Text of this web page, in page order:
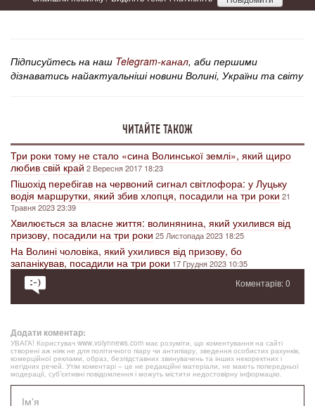
Підписуйтесь на наш Telegram-канал, аби першими
дізнаватись найактуальніші новини Волині, України та світу
ЧИТАЙТЕ ТАКОЖ
Три роки тому не стало «сина Волинської землі», який щиро
любив свій край2 Вересня 2017 18:23
Пішохід перебігав на червоний сигнал світлофора: у Луцьку
водія маршрутки, який збив хлопця, посадили на три роки21
Травня 2023 23:39
Хвилюється за власне життя: волинянина, який ухилився від
призову, посадили на три роки25 Листопада 2023 18:25
На Волині чоловіка, який ухилився від призову, бо
запанікував, посадили на три роки 17 Грудня 2023 10:35
Коментарів: 0
Додати коментар:
УВАГА! Користувач www.volynnews.com має розуміти, що коментування на сайті
створені аж ніяк не для політичного піару чи антипіару, зведення особистих рахунків,
комерційної реклами, образ, безпідставних звинувачень та інших некоректних і
негідних речей. Утім коментарі – це не редакційні матеріали, не мають попередньої
модерації, суб’єктивні повідомлення і можуть містити недостовірну інформацію.